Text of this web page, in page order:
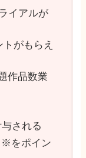
イアルが
がもらえ
作品数業
される
※をポイン